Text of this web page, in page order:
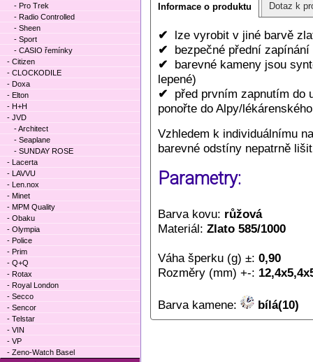
Informace o produktu Dotaz k
✔ lze vyrobit v jiné barvě
✔ bezpečné přední zapínání
✔ barevné kameny jsou
lepené)
✔ před prvním zapnutím do
ponořte do Alpy/
Vzhledem k individuálnímu
barevné odstíny nepatrně
Parametry:
Barva kovu: růžová
Materiál: Zlato 585/1000
Váha šperku (g) ±: 0,90
Rozměry (mm) +-:
Barva kamene: bílá(10)
- Pro Trek
- Radio Controlled
- Sheen
- Sport
- CASIO řemínky
- Citizen
- CLOCKODILE
- Doxa
- Elton
- H+H
- JVD
- Architect
- Seaplane
- SUNDAY ROSE
- Lacerta
- LAVVU
- Len.nox
- Minet
- MPM Quality
- Obaku
- Olympia
- Police
- Prim
- Q+Q
- Rotax
- Royal London
- Secco
- Sencor
- Telstar
- VIN
- VP
- Zeno-Watch Basel